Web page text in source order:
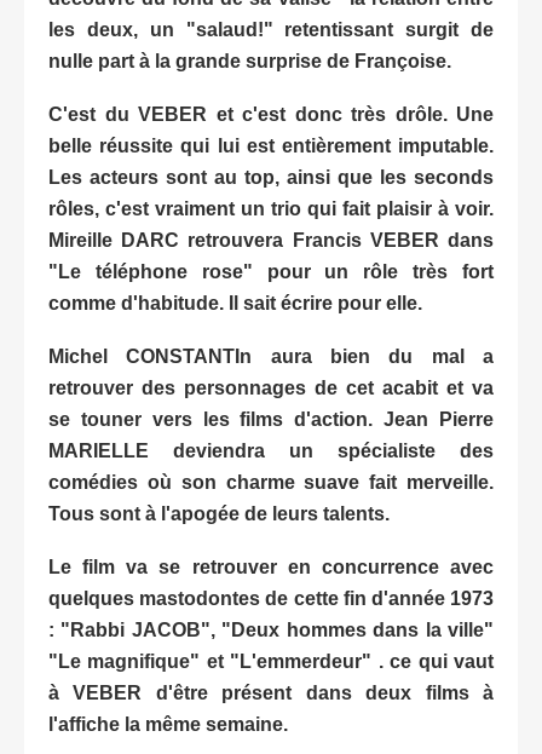
les deux, un "salaud!" retentissant surgit de
nulle part à la grande surprise de Françoise.
C'est du VEBER et c'est donc très drôle. Une
belle réussite qui lui est entièrement imputable.
Les acteurs sont au top, ainsi que les seconds
rôles, c'est vraiment un trio qui fait plaisir à voir.
Mireille DARC retrouvera Francis VEBER dans
"Le téléphone rose" pour un rôle très fort
comme d'habitude. Il sait écrire pour elle.
Michel CONSTANTIn aura bien du mal a
retrouver des personnages de cet acabit et va
se touner vers les films d'action. Jean Pierre
MARIELLE deviendra un spécialiste des
comédies où son charme suave fait merveille.
Tous sont à l'apogée de leurs talents.
Le film va se retrouver en concurrence avec
quelques mastodontes de cette fin d'année 1973
: "Rabbi JACOB", "Deux hommes dans la ville"
"Le magnifique" et "L'emmerdeur" . ce qui vaut
à VEBER d'être présent dans deux films à
l'affiche la même semaine.